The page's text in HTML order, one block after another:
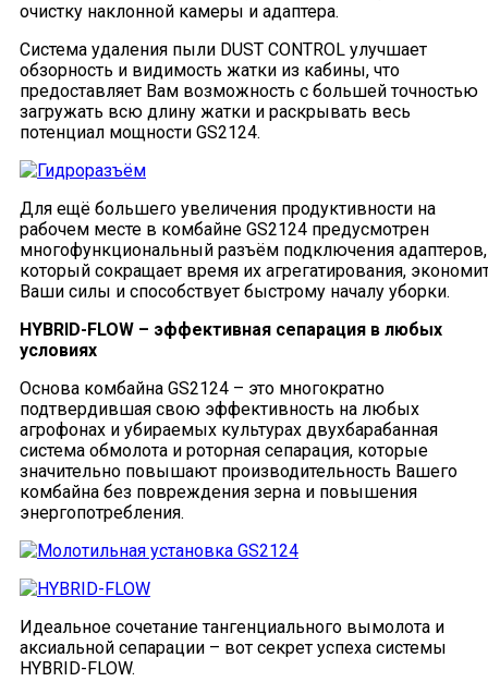
очистку наклонной камеры и адаптера.
Система удаления пыли DUST CONTROL улучшает
обзорность и видимость жатки из кабины, что
предоставляет Вам возможность с большей точностью
загружать всю длину жатки и раскрывать весь
потенциал мощности GS2124.
Для ещё большего увеличения продуктивности на
рабочем месте в комбайне GS2124 предусмотрен
многофункциональный разъём подключения адаптеров,
который сокращает время их агрегатирования,
Ваши силы и способствует быстрому началу уборки.
HYBRID-FLOW – эффективная сепарация в любых
условиях
Основа комбайна GS2124 – это многократно
подтвердившая свою эффективность на любых
агрофонах и убираемых культурах двухбарабанная
система обмолота и роторная сепарация, которые
значительно повышают производительность Вашего
комбайна без повреждения зерна и повышения
энергопотребления.
Идеальное сочетание тангенциального вымолота и
аксиальной сепарации – вот секрет успеха системы
HYBRID-FLOW.